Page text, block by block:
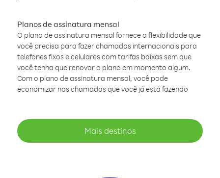
Planos de assinatura mensal
O plano de assinatura mensal fornece a flexibilidade que
você precisa para fazer chamadas internacionais para
telefones fixos e celulares com tarifas baixas sem que
você tenha que renovar o plano em momento algum.
Com o plano de assinatura mensal, você pode
economizar nas chamadas que você já está fazendo
Mais destinos